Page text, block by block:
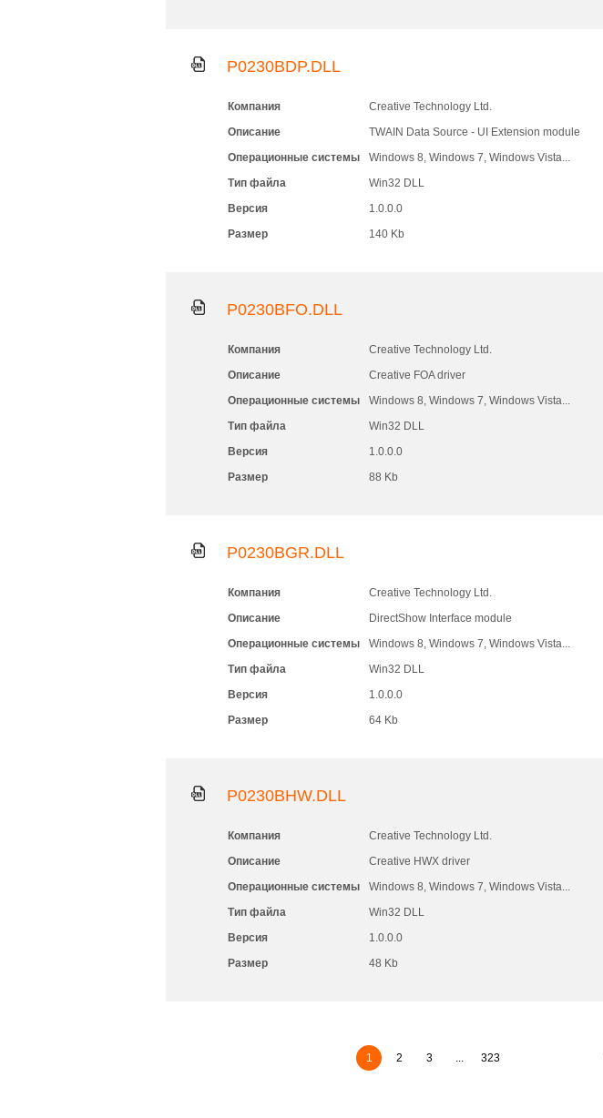
P0230BDP.DLL
Компания
Creative Technology Ltd.
Описание
TWAIN Data Source - UI Extension module
Операционные системы
Windows 8, Windows 7, Windows Vista...
Тип файла
Win32 DLL
Версия
1.0.0.0
Размер
140 Kb
P0230BFO.DLL
Компания
Creative Technology Ltd.
Описание
Creative FOA driver
Операционные системы
Windows 8, Windows 7, Windows Vista...
Тип файла
Win32 DLL
Версия
1.0.0.0
Размер
88 Kb
P0230BGR.DLL
Компания
Creative Technology Ltd.
Описание
DirectShow Interface module
Операционные системы
Windows 8, Windows 7, Windows Vista...
Тип файла
Win32 DLL
Версия
1.0.0.0
Размер
64 Kb
P0230BHW.DLL
Компания
Creative Technology Ltd.
Описание
Creative HWX driver
Операционные системы
Windows 8, Windows 7, Windows Vista...
Тип файла
Win32 DLL
Версия
1.0.0.0
Размер
48 Kb
1 2 3 ... 323